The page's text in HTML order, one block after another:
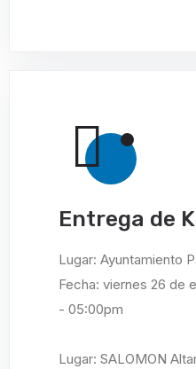
Entrega de
Lugar: Ayuntamiento
Fecha: viernes 26 de
- 05:00pm
Lugar: SALOMON